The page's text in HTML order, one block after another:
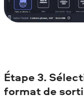
Étape 3.
format de